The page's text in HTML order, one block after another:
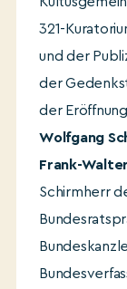
321-
und der
der
der
Wolfgang
Frank-
Schirmherr